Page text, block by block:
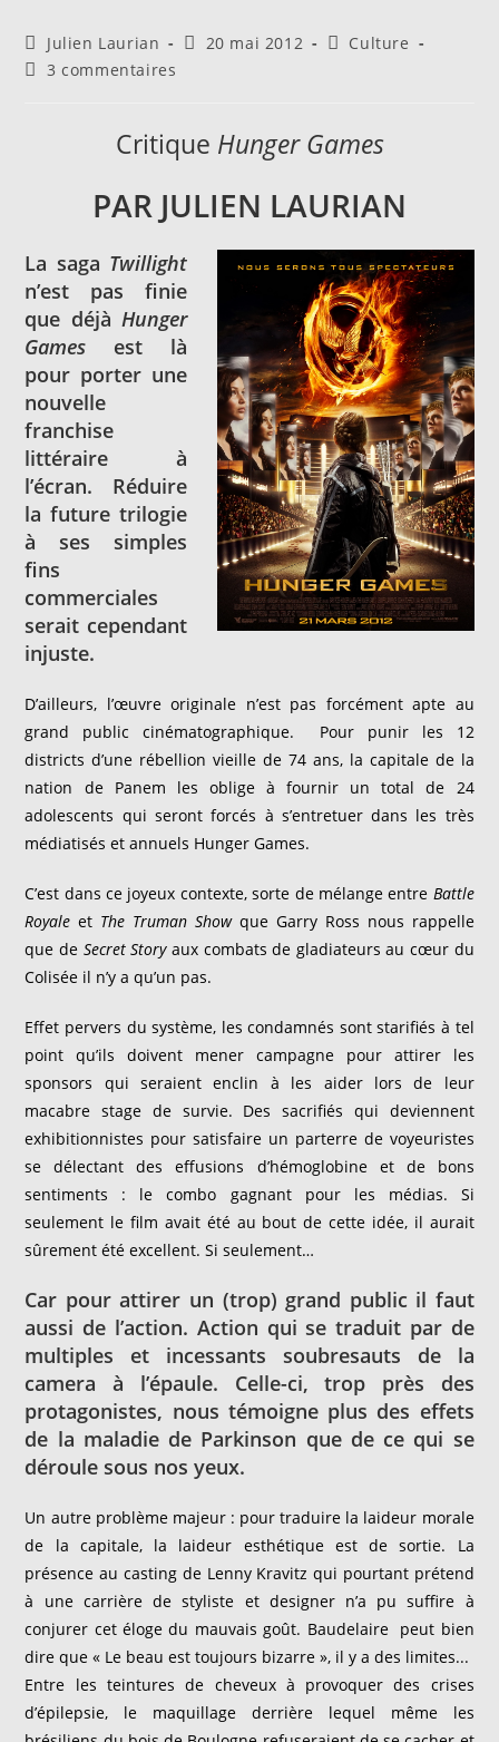
Auteur/autrice
de
Julien Laurian
Publication
20 mai 2012
PostCulture
Commentaires
publication :
3 commentaires
Critique Hunger Games
PAR JULIEN LAURIAN
La saga Twillight
n’est pas finie
que déjà Hunger
Games est là
pour porter une
nouvelle
franchise
littéraire à
l’écran. Réduire
la future trilogie
à ses simples
fins
commerciales
serait cependant
injuste.
D’ailleurs, l’œuvre originale n’est pas forcément apte au
grand public cinématographique. Pour punir les 12
districts d’une rébellion vieille de 74 ans, la capitale de la
nation de Panem les oblige à fournir un total de 24
adolescents qui seront forcés à s’entretuer dans les très
médiatisés et annuels Hunger Games.
C’est dans ce joyeux contexte, sorte de mélange entre Battle
Royale et The Truman Showque Garry Ross nous rappelle
que de Secret Storyaux combats de gladiateurs au cœur du
Colisée il n’y a qu’un pas.
Effet pervers du système, les condamnés sont starifiés à tel
point qu’ils doivent mener campagne pour attirer les
sponsors qui seraient enclin à les aider lors de leur
macabre stage de survie. Des sacrifiés qui deviennent
exhibitionnistes pour satisfaire un parterre de voyeuristes
se délectant des effusions d’hémoglobine et de bons
sentiments : le combo gagnant pour les médias. Si
seulement le film avait été au bout de cette idée, il aurait
sûrement été excellent. Si seulement…
Car pour attirer un (trop) grand public il faut
aussi de l’action. Action qui se traduit par de
multiples et incessants soubresauts de la
camera à l’épaule. Celle-ci, trop près des
protagonistes, nous témoigne plus des effets
de la maladie de Parkinson que de ce qui se
déroule sous nos yeux.
Un autre problème majeur : pour traduire la laideur morale
de la capitale, la laideur esthétique est de sortie. La
présence au casting de Lenny Kravitz qui pourtant prétend
à une carrière de styliste et designer n’a pu suffire à
conjurer cet éloge du mauvais goût. Baudelaire peut bien
dire que « Le beau est toujours bizarre », il y a des limites...
Entre les teintures de cheveux à provoquer des crises
d’épilepsie, le maquillage derrière lequel même les